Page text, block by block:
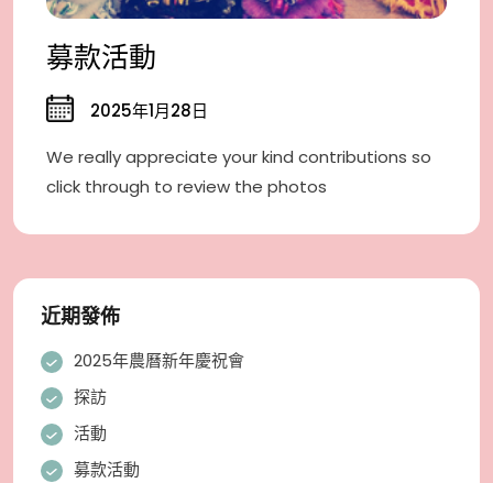
募款活動
2025年1月28日
We really appreciate your kind contributions so
click through to review the photos
近期發佈
2025年農曆新年慶祝會
探訪
活動
募款活動